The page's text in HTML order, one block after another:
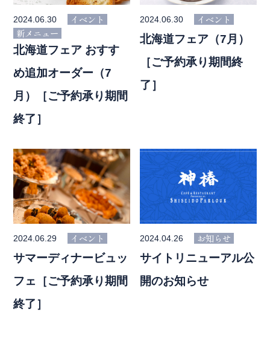
2024.06.30
イベント
新メニュー
北海道フェア おすす
め追加オーダー（7
月）［ご予約承り期間
終了］
2024.06.30
イベント
北海道フェア（7月）
［ご予約承り期間終
了］
2024.06.29
イベント
サマーディナービュッ
フェ［ご予約承り期間
終了］
2024.04.26
お知らせ
サイトリニューアル公
開のお知らせ